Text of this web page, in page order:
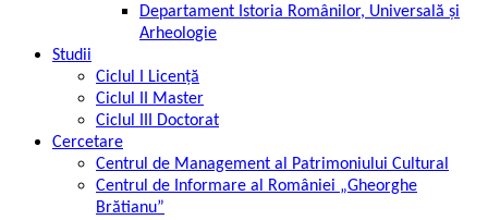
Departament Istoria Românilor, Universală şi
Arheologie
Studii
Ciclul I Licență
Ciclul II Master
Ciclul III Doctorat
Cercetare
Centrul de Management al Patrimoniului Cultural
Centrul de Informare al României „Gheorghe
Brătianu”